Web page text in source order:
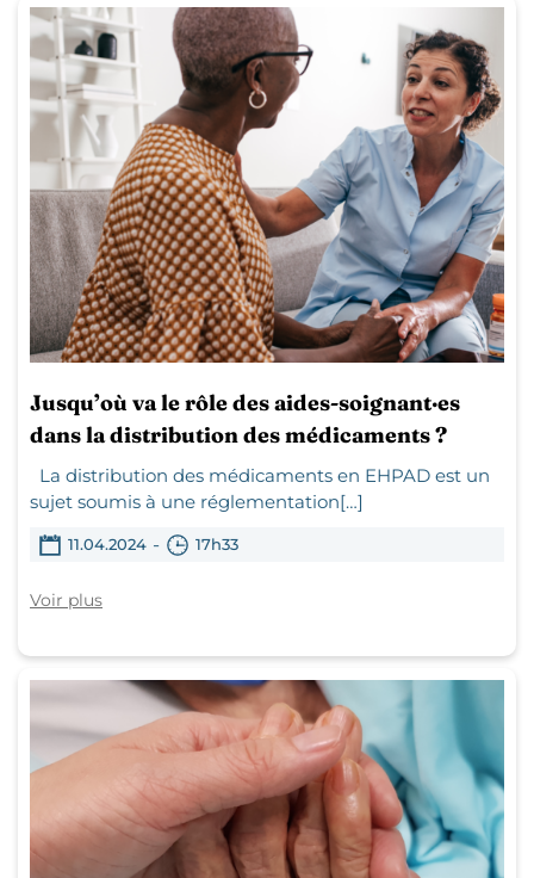
Jusqu’où va le rôle des aides-soignant·es
dans la distribution des médicaments ?
La distribution des médicaments en EHPAD est un
sujet soumis à une réglementation[…]
11.04.2024 - 17h33
Voir plus